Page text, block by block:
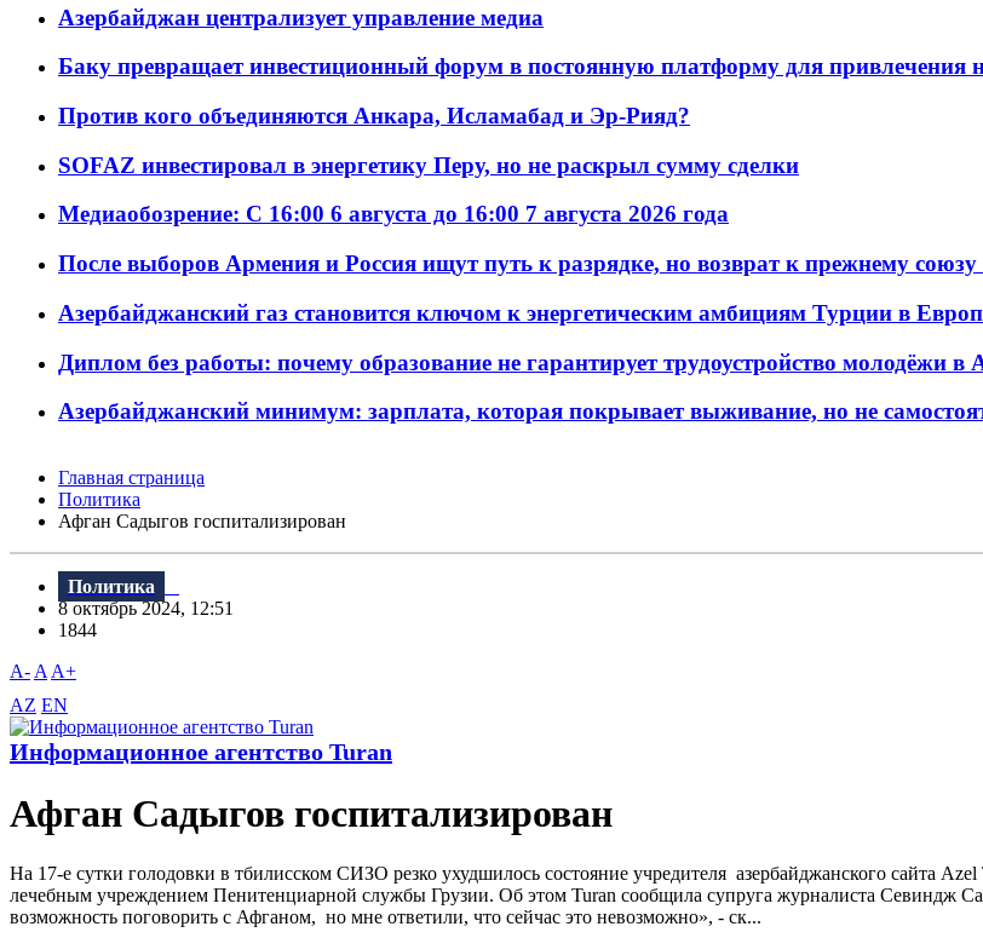
Азербайджан централизует управление медиа
Баку превращает инвестиционный форум в постоянную платформу для привлечения
Против кого объединяются Анкара, Исламабад и Эр-Рияд?
SOFAZ инвестировал в энергетику Перу, но не раскрыл сумму сделки
Медиаобозрение: С 16:00 6 августа до 16:00 7 августа 2026 года
После выборов Армения и Россия ищут путь к разрядке, но возврат к прежнему союзу
Азербайджанский газ становится ключом к энергетическим амбициям Турции в
Диплом без работы: почему образование не гарантирует трудоустройство молодёжи в
Азербайджанский минимум: зарплата, которая покрывает выживание, но не
Главная страница
Политика
Афган Садыгов госпитализирован
Политика
8 октябрь 2024, 12:51
1844
A- A A+
AZ EN
Информационное агентство Turan
Афган Садыгов госпитализирован
На 17-е сутки голодовки в тбилисском СИЗО резко ухудшилось состояние учредителя азербайджанского сайта
лечебным учреждением Пенитенциарной службы Грузии. Об этом Turan сообщила супруга журналиста Севиндж
возможность поговорить с Афганом, но мне ответили, что сейчас это невозможно», - ск...